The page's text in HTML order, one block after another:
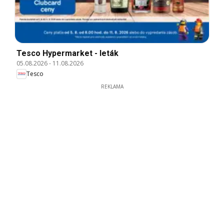
Tesco Hypermarket - leták
05.08.2026- 11.08.2026
Tesco
REKLAMA